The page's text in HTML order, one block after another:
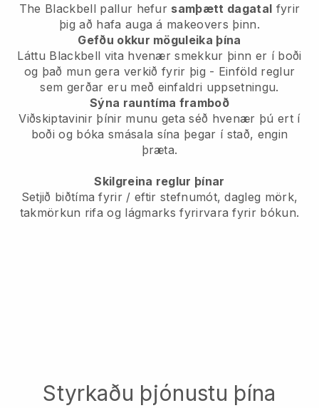
The Blackbell pallur hefur samþætt dagatal fyrir
þig að hafa auga á makeovers þinn.
Gefðu okkur möguleika þína
Láttu Blackbell vita hvenær smekkur þinn er í boði
og það mun gera verkið fyrir þig - Einföld reglur
sem gerðar eru með einfaldri uppsetningu.
Sýna rauntíma framboð
Viðskiptavinir þínir munu geta séð hvenær þú ert í
boði og bóka smásala sína þegar í stað, engin
þræta.
Skilgreina reglur þínar
Setjið biðtíma fyrir / eftir stefnumót, dagleg mörk,
takmörkun rifa og lágmarks fyrirvara fyrir bókun.
Styrkaðu þjónustu þína